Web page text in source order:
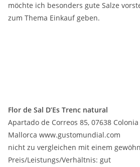
möchte ich besonders gute Salze
zum Thema Einkauf geben.
Flor de Sal D’Es Trenc natural
Apartado de Correos 85, 07638 Colonia
Mallorca www.gustomundial.com
nicht zu vergleichen mit einem
Preis/Leistungs/Verhältnis: gut